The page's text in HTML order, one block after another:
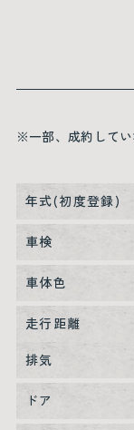
※一部、成約してい
年式(初度登録)
車検
車体色
走行距離
排気
ドア